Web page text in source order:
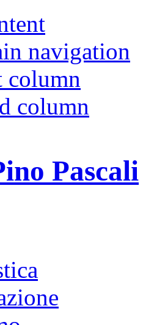
navigation
column
column
Pascali